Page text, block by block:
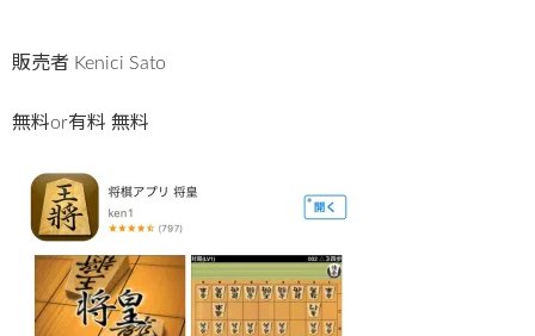
販売者 Kenici Sato
無料or有料 無料